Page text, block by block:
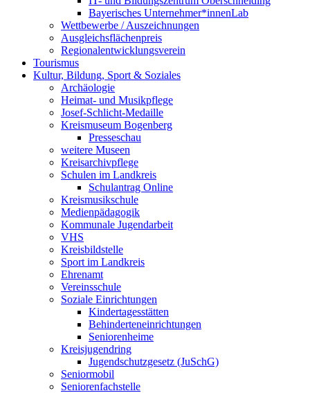
Bayerisches Unternehmer*innenLab
Wettbewerbe / Auszeichnungen
Ausgleichsflächenpreis
Regionalentwicklungsverein
Tourismus
Kultur, Bildung, Sport & Soziales
Archäologie
Heimat- und Musikpflege
Josef-Schlicht-Medaille
Kreismuseum Bogenberg
Presseschau
weitere Museen
Kreisarchivpflege
Schulen im Landkreis
Schulantrag Online
Kreismusikschule
Medienpädagogik
Kommunale Jugendarbeit
VHS
Kreisbildstelle
Sport im Landkreis
Ehrenamt
Vereinsschule
Soziale Einrichtungen
Kindertagesstätten
Behinderteneinrichtungen
Seniorenheime
Kreisjugendring
Jugendschutzgesetz (JuSchG)
Seniormobil
Seniorenfachstelle